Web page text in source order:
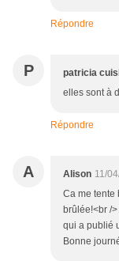
Répondre
P patricia
elles sont à
Répondre
A Alison 11/
Ca me tente
brûlée!<br /
qui a publié
Bonne